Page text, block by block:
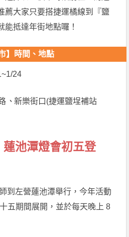
薦大家只要搭捷運橘線到『鹽
能抵達年街地點囉！
】 時間、地點
24
、新樂街口(捷運鹽埕補站
池潭燈會初五登
到左營蓮池潭舉行，今年活動
五期間展開，並於每天晚上 8